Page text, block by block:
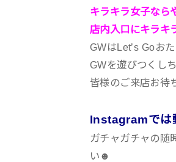
キラキラ女子なら
店内入口にキラキ
GWはLet’s Goお
GWを遊びつくし
皆様のご来店お待
Instagramでは
ガチャガチャの随
い☻